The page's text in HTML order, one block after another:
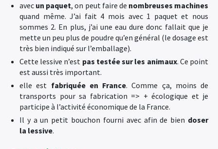
avec un paquet, on peut faire de nombreuses machines
quand même. J’ai fait 4 mois avec 1 paquet et nous
sommes 2. En plus, j’ai une eau dure donc fallait que je
mette un peu plus de poudre qu’en général (le dosage est
très bien indiqué sur l’emballage).
Cette lessive n’est pas testée sur les animaux. Ce point
est aussi très important.
elle est fabriquée en France. Comme ça, moins de
transports pour sa fabrication => + écologique et je
participe à l’activité économique de la France.
Il y a un petit bouchon fourni avec afin de bien doser
la lessive.